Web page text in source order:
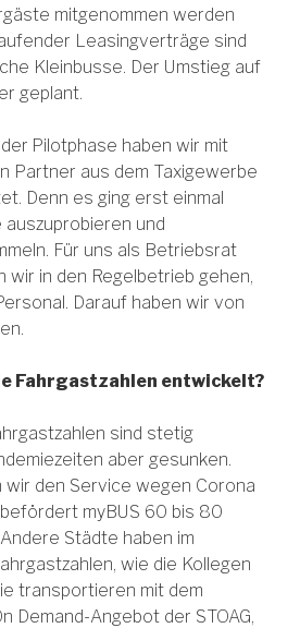
mitgenommen werden
Leasingverträge sind
Kleinbusse. Der Umstieg auf
geplant.
Pilotphase haben wir mit
Partner aus dem Taxigewerbe
Denn es ging erst einmal
auszuprobieren und
Für uns als Betriebsrat
wir in den Regelbetrieb gehen,
Darauf haben wir von
Fahrgastzahlen entwickelt?
sind stetig
aber gesunken.
den Service wegen Corona
myBUS 60 bis 80
Städte haben im
wie die Kollegen
transportieren mit dem
Demand-Angebot der STOAG,